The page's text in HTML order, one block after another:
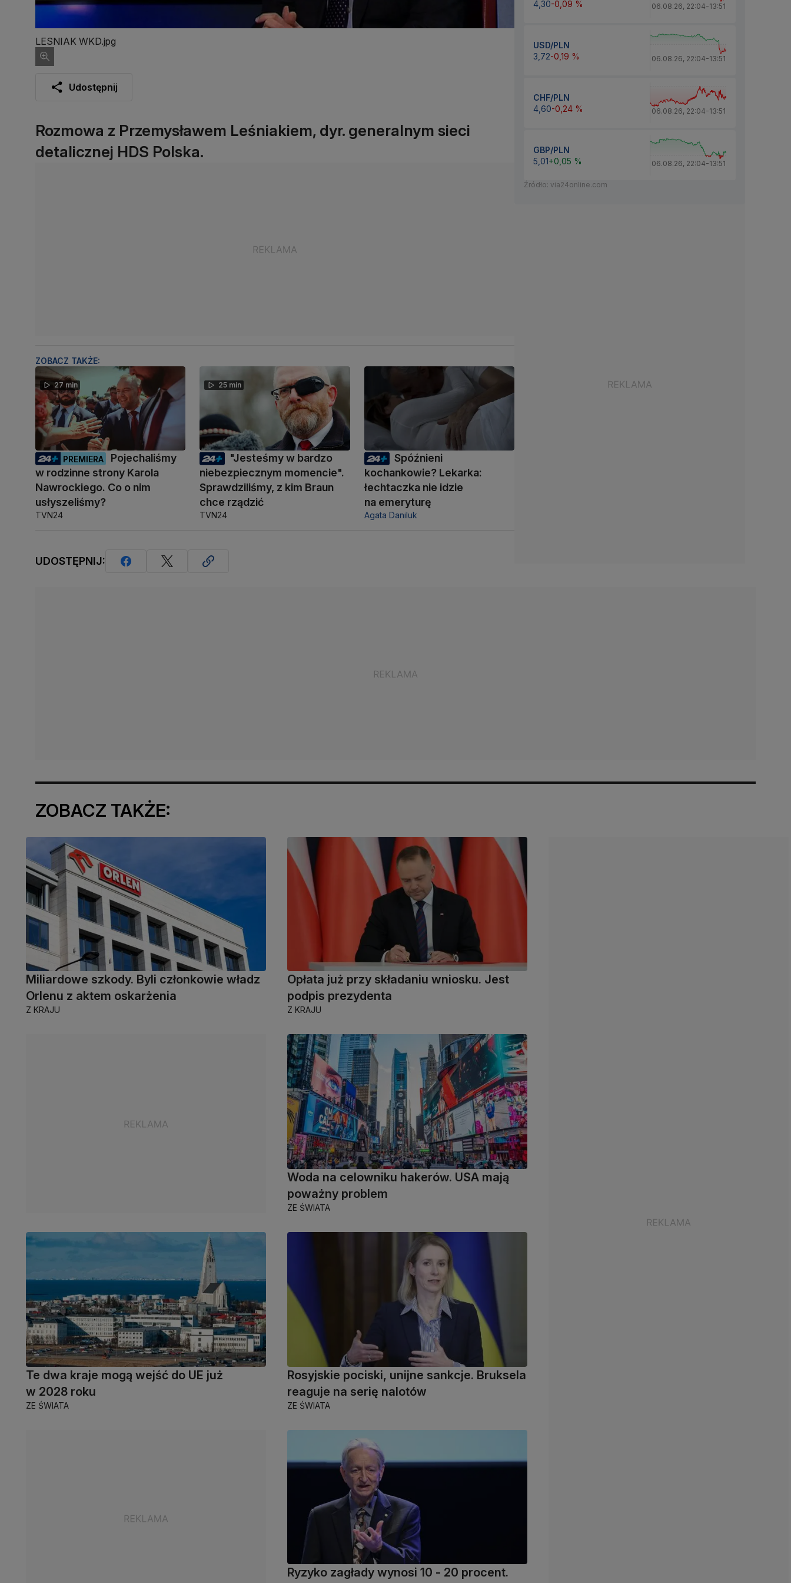
LESNIAK WKD.jpg
Udostępnij
Rozmowa z Przemysławem Leśniakiem, dyr. generalnym sieci
detalicznej HDS Polska.
ZOBACZ TAKŻE:
27 min
PREMIERA
Pojechaliśmy
w rodzinne strony Karola
Nawrockiego. Co o nim
usłyszeliśmy?
TVN24
25 min
"Jesteśmy w bardzo
niebezpiecznym momencie".
Sprawdziliśmy, z kim Braun
chce rządzić
TVN24
Spóźnieni
kochankowie? Lekarka:
łechtaczka nie idzie
na emeryturę
Agata Daniluk
UDOSTĘPNIJ:
4,30-0,09 % 06.08.26, 22:04-13:51
USD/PLN
3,72-0,19 % 06.08.26, 22:04-13:51
CHF/PLN
4,60-0,24 % 06.08.26, 22:04-13:51
GBP/PLN
5,01+0,05 % 06.08.26, 22:04-13:51
Źródło: via24online.com
ZOBACZ TAKŻE:
Miliardowe szkody. Byli członkowie władz
Orlenu z aktem oskarżenia
Z KRAJU
Opłata już przy składaniu wniosku. Jest
podpis prezydenta
Z KRAJU
Woda na celowniku hakerów. USA mają
poważny problem
ZE ŚWIATA
Te dwa kraje mogą wejść do UE już
w 2028 roku
ZE ŚWIATA
Rosyjskie pociski, unijne sankcje. Bruksela
reaguje na serię nalotów
ZE ŚWIATA
Ryzyko zagłady wynosi 10 - 20 procent.